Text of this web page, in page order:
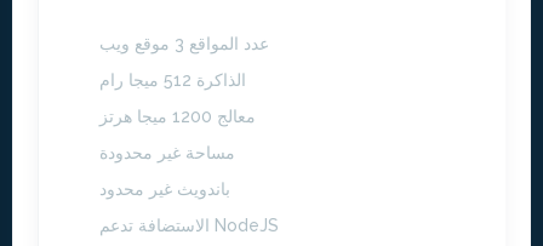
عدد المواقع 3 موقع ويب
الذاكرة 512 ميجا رام
معالج 1200 ميجا هرتز
مساحة غير محدودة
باندويث غير محدود
الاستضافة تدعم NodeJS